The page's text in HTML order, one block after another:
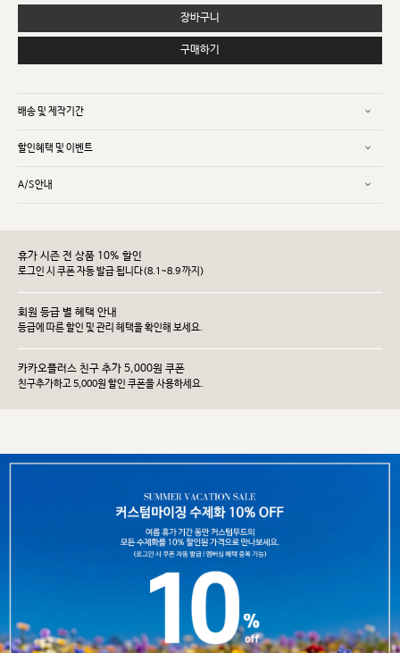
장바구니
구매하기
배송 및 제작기간
할인혜택 및 이벤트
A/S안내
휴가 시즌 전 상품 10% 할인
로그인 시 쿠폰 자동 발급 됩니다(8.1~8.9 까지)
회원 등급 별 혜택 안내
등급에 따른 할인 및 관리 헤택을 확인해 보세요.
카카오플러스 친구 추가 5,000원 쿠폰
친구추가하고 5,000원 할인 쿠폰을 사용하세요.